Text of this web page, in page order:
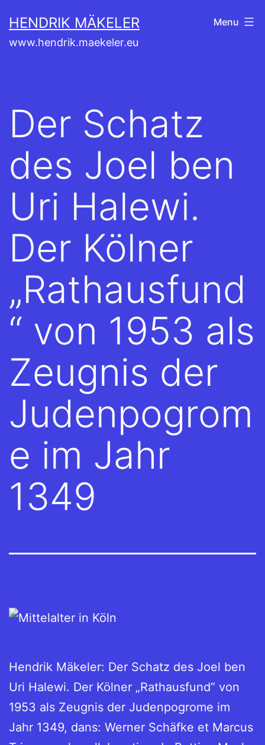
au
contenu
HENDRIK MÄKELER
www.hendrik.maekeler.eu
Menu
Der Schatz
des Joel ben
Uri Halewi.
Der Kölner
„Rathausfund
“ von 1953 als
Zeugnis der
Judenpogrom
e im Jahr
1349
Hendrik Mäkeler: Der Schatz des Joel ben
Uri Halewi. Der Kölner „Rathausfund“ von
1953 als Zeugnis der Judenpogrome im
Jahr 1349, dans: Werner Schäfke et Marcus